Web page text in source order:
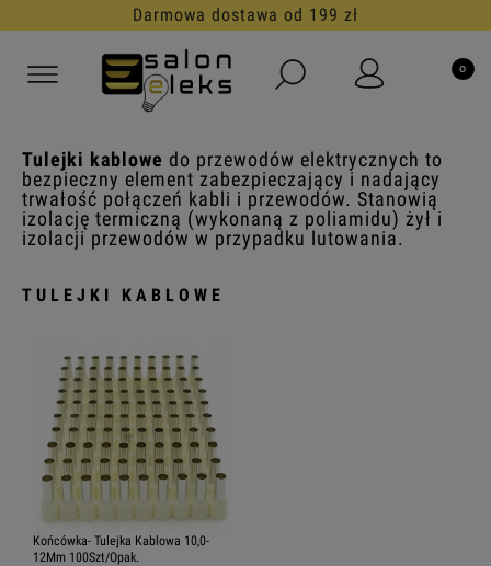
Darmowa dostawa od 199 zł
Tulejki kablowe do przewodów elektrycznych to
bezpieczny element zabezpieczający i nadający
trwałość połączeń kabli i przewodów. Stanowią
izolację termiczną (wykonaną z poliamidu) żył i
izolacji przewodów w przypadku lutowania.
TULEJKI KABLOWE
Końcówka- Tulejka Kablowa 10,0-
12Mm 100Szt/Opak.